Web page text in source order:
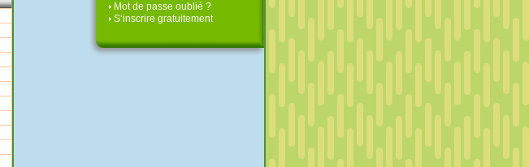
Mot de passe oublié ?
S‘inscrire gratuitement